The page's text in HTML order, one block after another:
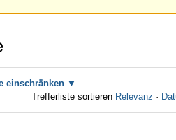
einschränken
Trefferliste sortieren Relevanz ·